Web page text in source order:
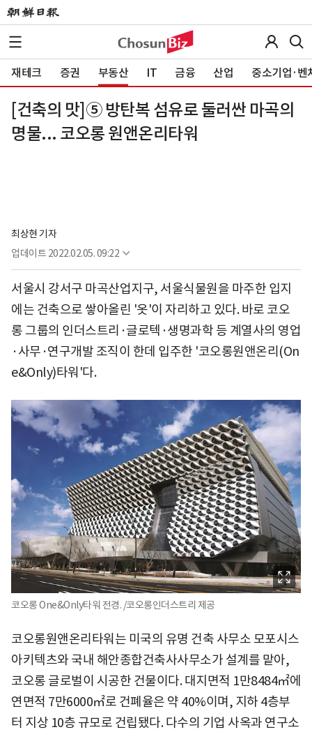
재테크 증권 부동산 IT 금융 산업 중소기업·벤
[건축의 맛]⑤ 방탄복 섬유로 둘러싼 마곡의
명물... 코오롱 원앤온리타워
최상현 기자
업데이트 2022.02.05. 09:22
서울시 강서구 마곡산업지구, 서울식물원을 마주한 입지
에는 건축으로 쌓아올린 '옷'이 자리하고 있다. 바로 코오
롱 그룹의 인더스트리·글로텍·생명과학 등 계열사의 영업
·사무·연구개발 조직이 한데 입주한 '코오롱원앤온리(On
e&Only)타워'다.
코오롱 One&Only타워 전경. /코오롱인더스트리 제공
코오롱원앤온리타워는 미국의 유명 건축 사무소 모포시스
아키텍츠와 국내 해안종합건축사사무소가 설계를 맡아,
코오롱 글로벌이 시공한 건물이다. 대지면적 1만8484㎡에
연면적 7만6000㎡로 건폐율은 약 40%이며, 지하 4층부
터 지상 10층 규모로 건립됐다. 다수의 기업 사옥과 연구소